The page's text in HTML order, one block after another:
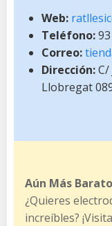
Web:
Teléfono:
Correo:
Dirección:C/
Llobregat
Aún Más
¿Quieres
increíbles?